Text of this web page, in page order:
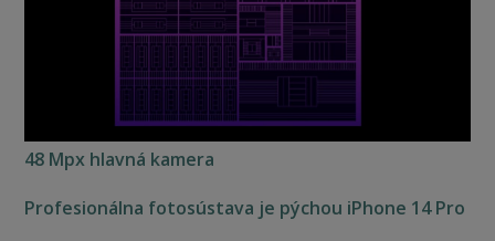
48 Mpx hlavná kamera
Profesionálna fotosústava je pýchou iPhone 14 Pro